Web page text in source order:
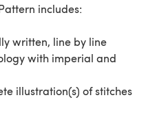
includes:
written, line by line
with imperial and
illustration(s) of stitches